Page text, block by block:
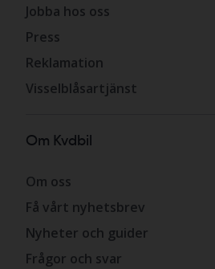
Jobba hos oss
Press
Reklamation
Visselblåsartjänst
Om Kvdbil
Om oss
Få vårt nyhetsbrev
Nyheter och guider
Frågor och svar